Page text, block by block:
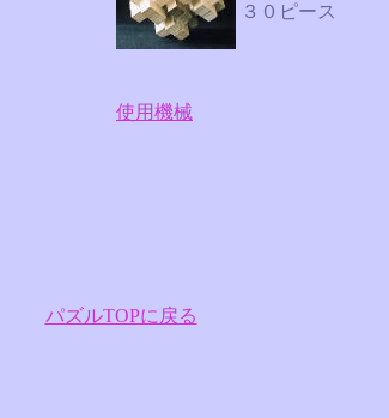
３０ピース
使用機械
パズルTOPに戻る